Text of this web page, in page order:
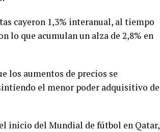
cayeron 1,3% interanual, al tiempo
lo que acumulan un alza de 2,8% en
los aumentos de precios se
el menor poder adquisitivo de
inicio del Mundial de fútbol en Qatar,